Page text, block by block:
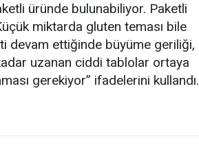
üründe bulunabiliyor. Paketli
miktarda gluten teması bile
devam ettiğinde büyüme geriliği,
uzanan ciddi tablolar ortaya
gerekiyor” ifadelerini kullandı.